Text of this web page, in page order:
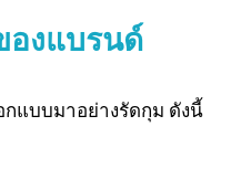
องแบรนด์
แบบมาอย่างรัดกุม ดังนี้